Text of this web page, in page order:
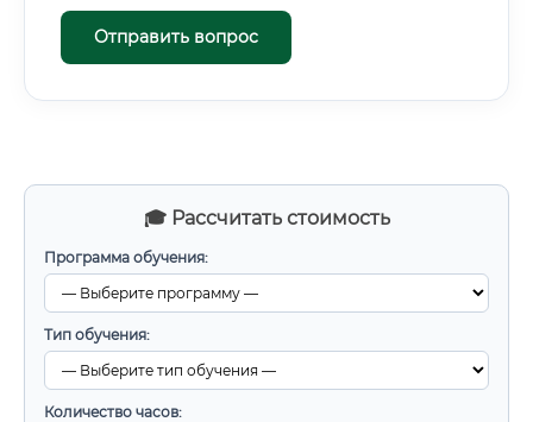
🎓 Рассчитать стоимость
Программа обучения:
Тип обучения:
Количество часов:
Отправить вопрос